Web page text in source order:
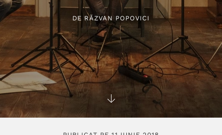
DERĂZVAN POPOVICI